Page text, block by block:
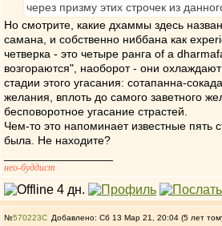
через призму этих строчек из
Но смотрите, какие дхаммы здесь
самана, и собственно ниббана как
четверка - это четыре ранга of a
возгораются", наоборот - они
стадии этого угасания: сотапанна-
желания, вплоть до самого заветного
бесповоротное угасание страстей.
Чем-то это напоминает известные пять
была. Не находите?
нео-буддист
№570223 Добавлено: Сб 13 Мар 21, 20:04 (5 лет